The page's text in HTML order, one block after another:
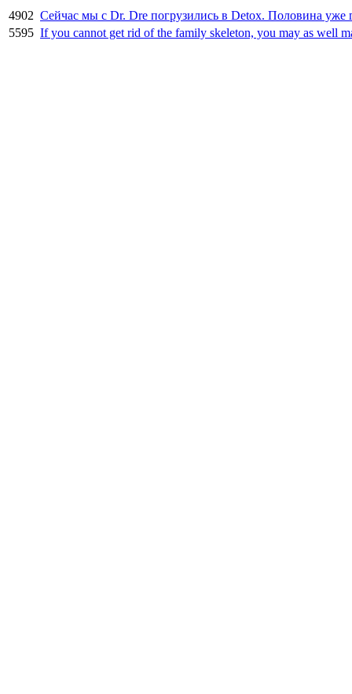
4902 Сейчас мы с Dr. Dre погрузились в Detox. Половина
5595 If you cannot get rid of the family skeleton, you may as well